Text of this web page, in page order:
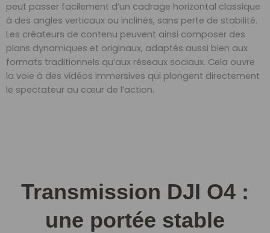
peut passer facilement d’un cadrage horizontal classique
à des angles verticaux ou inclinés, sans perte de stabilité.
Les créateurs de contenu peuvent ainsi composer des
plans dynamiques et originaux, adaptés aussi bien aux
formats traditionnels qu’aux réseaux sociaux. Cela ouvre
la voie à des vidéos immersives qui plongent directement
le spectateur au cœur de l’action.
Transmission DJI O4 :
une portée stable